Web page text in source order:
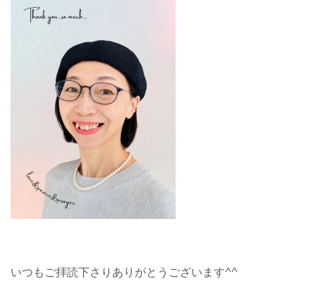
いつもご拝読下さりありがとうございます^^